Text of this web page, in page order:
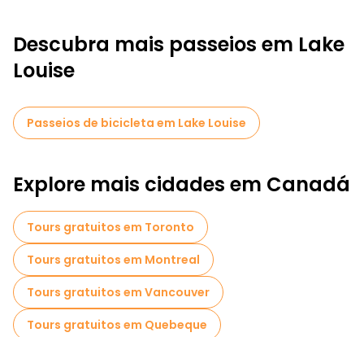
Descubra mais passeios em Lake
Louise
Passeios de bicicleta em Lake Louise
Explore mais cidades em Canadá
Tours gratuitos em Toronto
Tours gratuitos em Montreal
Tours gratuitos em Vancouver
Tours gratuitos em Quebeque